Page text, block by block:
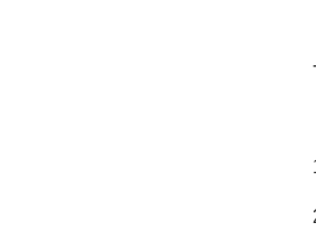
一
（
1
2